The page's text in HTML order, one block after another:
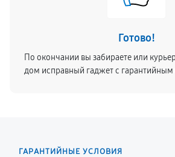
Готово!
По окончании вы забираете или
дом исправный гаджет с
ГАРАНТИЙНЫЕ УСЛОВИЯ